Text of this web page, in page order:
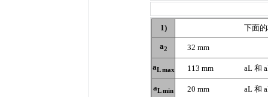
1) 下面
a2 32 mm
aL max 113 mm aL 和
aL min 20 mm aL 和